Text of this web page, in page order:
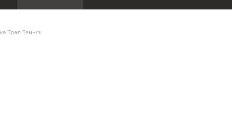
Трал Заинск